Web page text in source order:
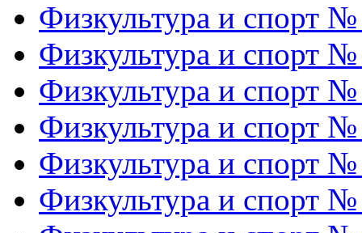
Физкультура и спорт
Физкультура и спорт
Физкультура и спорт
Физкультура и спорт
Физкультура и спорт
Физкультура и спорт